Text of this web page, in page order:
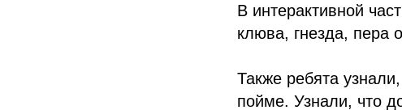
В интерактивной
клюва, гнезда, пера
Также ребята
пойме. Узнали, что